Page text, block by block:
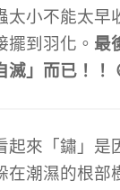
太小不能太早
擺到羽化。 最
滅」而已！！
起來「鏽」是
在潮濕的根部